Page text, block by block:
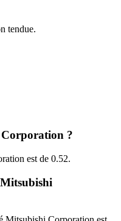
tendue.
Corporation ?
est de 0.52.